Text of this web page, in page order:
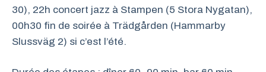
30), 22h concert jazz à Stampen (5 Stora Nygatan),
00h30 fin de soirée à Trädgården (Hammarby
Slussväg 2) si c’est l’été.